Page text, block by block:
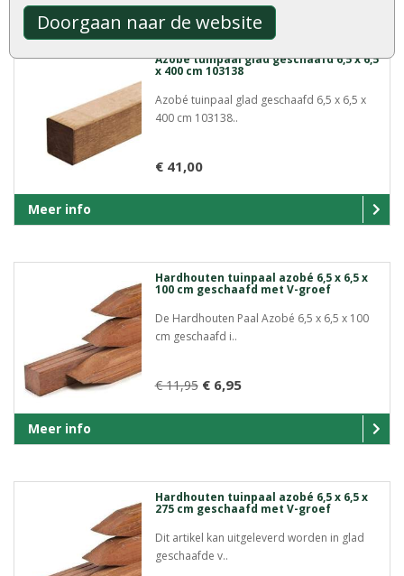
Doorgaan naar de website
Azobé tuinpaal glad geschaafd 6,5 x 6,5
x 400 cm 103138
Azobé tuinpaal glad geschaafd 6,5 x 6,5 x
400 cm 103138..
€ 41,00
Meer info
Hardhouten tuinpaal azobé 6,5 x 6,5 x
100 cm geschaafd met V-groef
De Hardhouten Paal Azobé 6,5 x 6,5 x 100
cm geschaafd i..
€ 11,95 € 6,95
Meer info
Hardhouten tuinpaal azobé 6,5 x 6,5 x
275 cm geschaafd met V-groef
Dit artikel kan uitgeleverd worden in glad
geschaafde v..